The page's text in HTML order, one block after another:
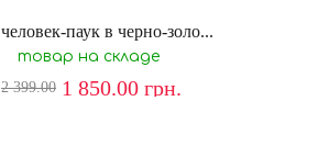
человек-паук в черно-золо...
товар на складе
2 399.00 1 850.00 грн.